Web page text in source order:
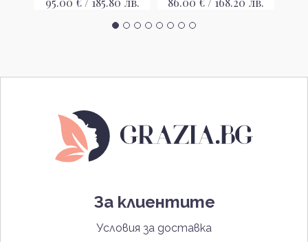
За клиентите
Условия за доставка